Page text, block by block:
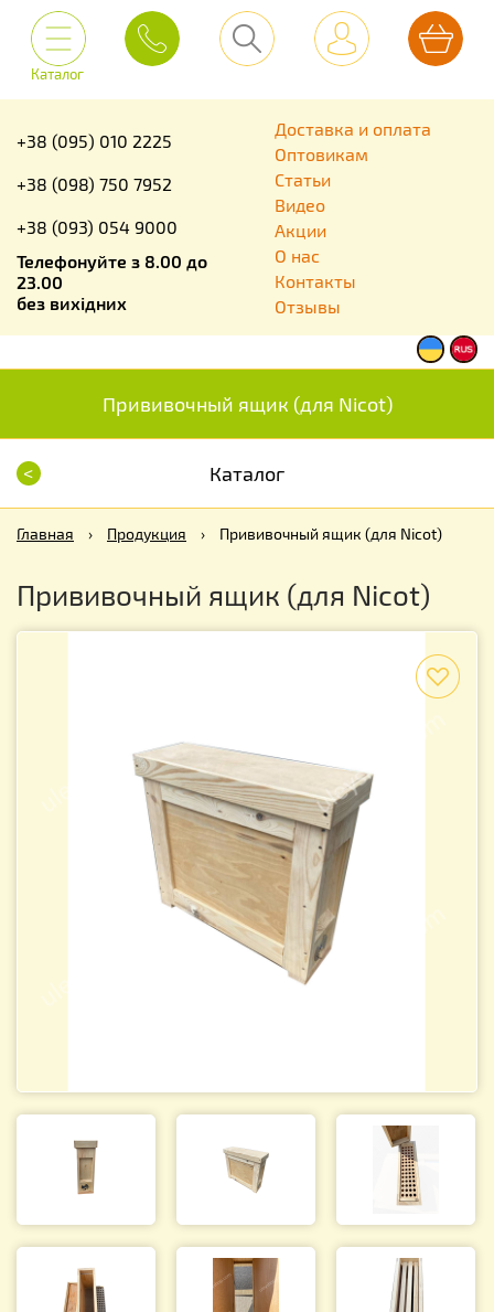
Каталог
+38 (095) 010 2225
+38 (098) 750 7952
+38 (093) 054 9000
Телефонуйте з 8.00 до
23.00
без вихідних
Доставка и оплата
Оптовикам
Статьи
Видео
Акции
О нас
Контакты
Отзывы
Прививочный ящик (для Nicot)
< Каталог
Главная › Продукция › Прививочный ящик (для Nicot)
Прививочный ящик (для Nicot)